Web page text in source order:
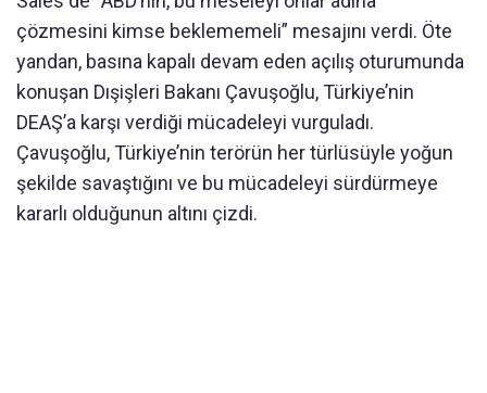
çözmesini kimse beklememeli” mesajını verdi. Öte
yandan, basına kapalı devam eden açılış oturumunda
konuşan Dışişleri Bakanı Çavuşoğlu, Türkiye’nin
DEAŞ’a karşı verdiği mücadeleyi vurguladı.
Çavuşoğlu, Türkiye’nin terörün her türlüsüyle yoğun
şekilde savaştığını ve bu mücadeleyi sürdürmeye
kararlı olduğunun altını çizdi.